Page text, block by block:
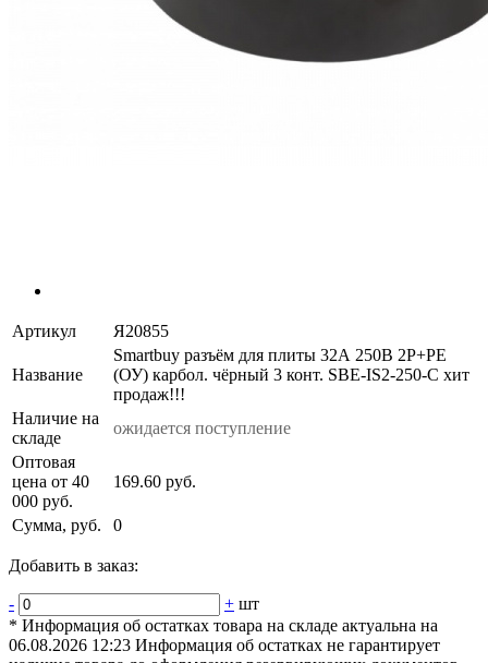
Артикул Я20855
Название
Smartbuy разъём для плиты 32А 250В 2P+PE
(ОУ) карбол. чёрный 3 конт. SBE-IS2-250-C хит
продаж!!!
Наличие на
складе
ожидается поступление
Оптовая
цена от 40
000 руб.
169.60 руб.
Сумма, руб. 0
Добавить в заказ:
- + шт
* Информация об остатках товара на складе актуальна на
06.08.2026 12:23 Информация об остатках не гарантирует